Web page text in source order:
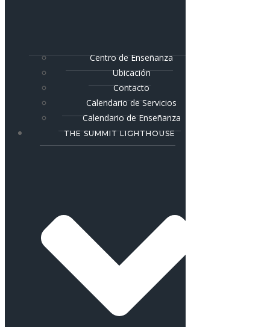
Centro de Enseñanza
Ubicación
Contacto
Calendario de Servicios
Calendario de Enseñanza
THE SUMMIT LIGHTHOUSE